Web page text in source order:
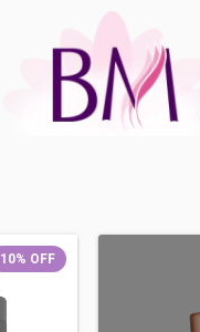
10% OFF